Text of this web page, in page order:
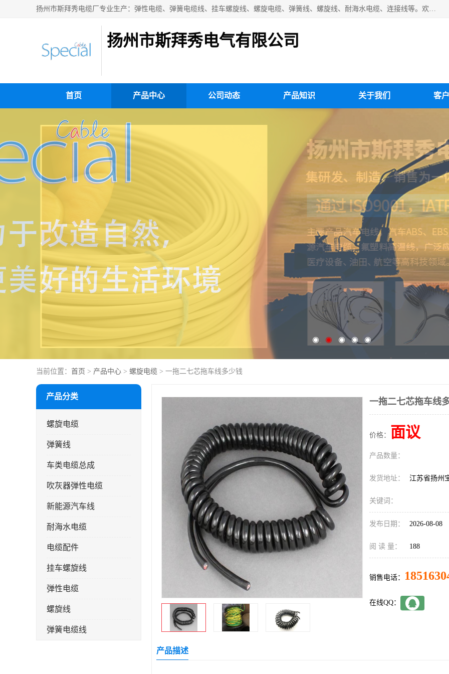
扬州市斯拜秀电缆厂专业生产：弹性电缆、弹簧电缆线、挂车螺旋线、螺旋电缆、弹簧线、螺旋线、耐海水电缆、连接线等。欢迎来电咨询！
扬州市斯拜秀电气有限公司
首页 产品中心 公司动态 产品知识 关于我们 客
当前位置： 首页 > 产品中心 > 螺旋电缆 > 一拖二七芯拖车线多少钱
产品分类
螺旋电缆
弹簧线
车类电缆总成
吹灰器弹性电缆
新能源汽车线
耐海水电缆
电缆配件
挂车螺旋线
弹性电缆
螺旋线
弹簧电缆线
一拖二七芯拖车线
价格： 面议
产品数量：
发货地址： 江苏省扬州
关键词：
发布日期： 2026-08-08
阅 读 量： 188
销售电话：
在线QQ：
产品描述